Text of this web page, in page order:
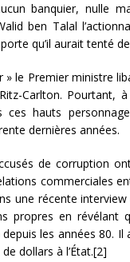
banquier, nulle
ben Talal
qu’il aurait tenté
» le Premier ministre
Carlton. Pourtant,
ces hauts
dernières années.
de corruption
commerciales
une récente
propres en révélant
les années 80.
dollars à l’État.[2]